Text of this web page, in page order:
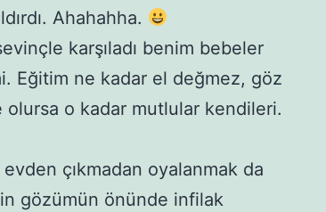
Ahahahha.
karşıladı benim bebeler
Eğitim ne kadar el değmez, göz
o kadar mutlular kendileri.
çıkmadan oyalanmak da
gözümün önünde infilak